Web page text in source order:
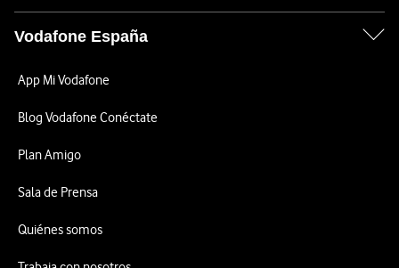
Vodafone España
App Mi Vodafone
Blog Vodafone Conéctate
Plan Amigo
Sala de Prensa
Quiénes somos